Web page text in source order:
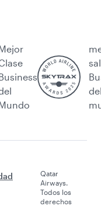
Qatar
Airways.
Todos los
derechos